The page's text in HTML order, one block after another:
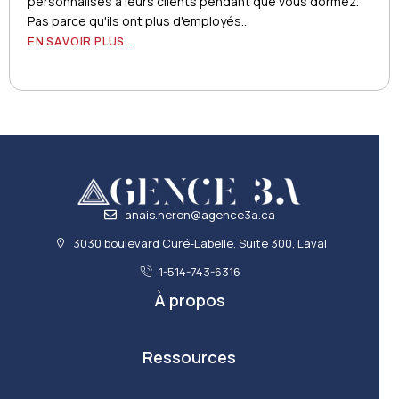
Pas parce qu'ils ont plus d'employés...
EN SAVOIR PLUS...
anais.neron@agence3a.ca
3030 boulevard Curé-Labelle, Suite 300, Laval
1-514-743-6316
À propos
Ressources